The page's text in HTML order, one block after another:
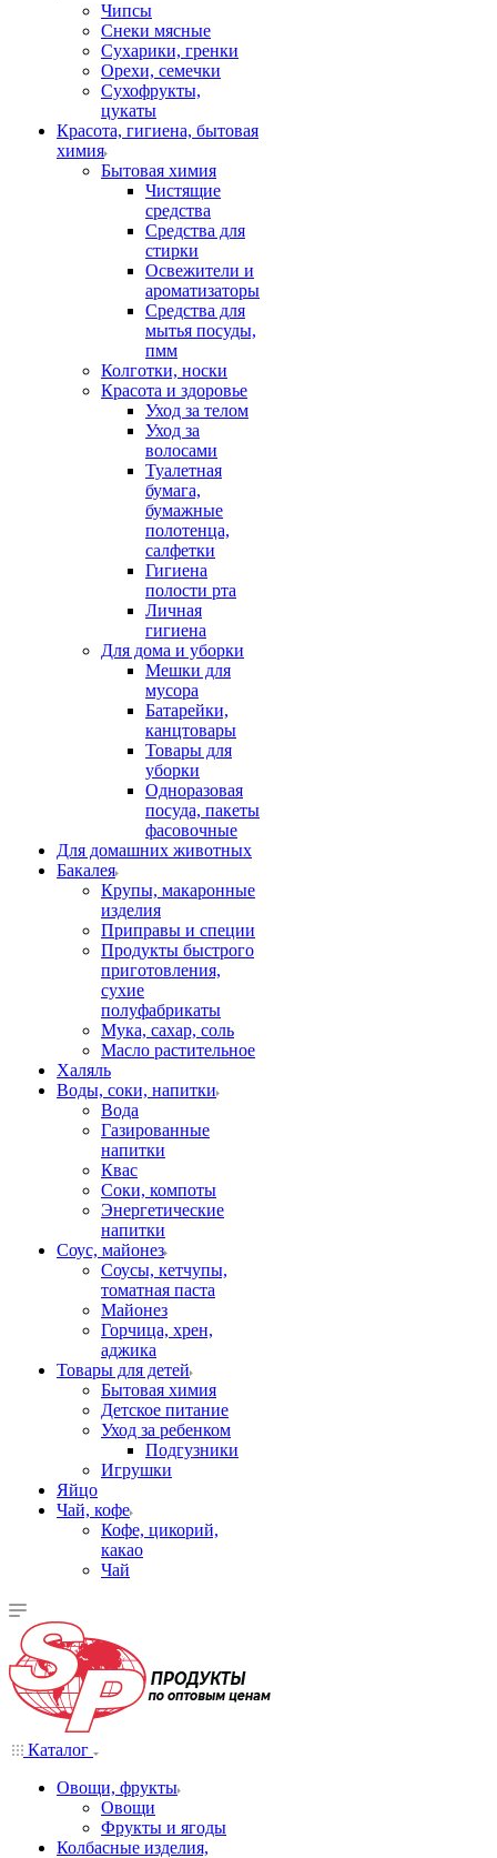
Чипсы
Снеки мясные
Сухарики, гренки
Орехи, семечки
Сухофрукты,
цукаты
Красота, гигиена, бытовая
химия
Бытовая химия
Чистящие
средства
Средства для
стирки
Освежители и
ароматизаторы
Средства для
мытья посуды,
пмм
Колготки, носки
Красота и здоровье
Уход за телом
Уход за
волосами
Туалетная
бумага,
бумажные
полотенца,
салфетки
Гигиена
полости рта
Личная
гигиена
Для дома и уборки
Мешки для
мусора
Батарейки,
канцтовары
Товары для
уборки
Одноразовая
посуда, пакеты
фасовочные
Для домашних животных
Бакалея
Крупы, макаронные
изделия
Приправы и специи
Продукты быстрого
приготовления,
сухие
полуфабрикаты
Мука, сахар, соль
Масло растительное
Халяль
Воды, соки, напитки
Вода
Газированные
напитки
Квас
Соки, компоты
Энергетические
напитки
Соус, майонез
Соусы, кетчупы,
томатная паста
Майонез
Горчица, хрен,
аджика
Товары для детей
Бытовая химия
Детское питание
Уход за ребенком
Подгузники
Игрушки
Яйцо
Чай, кофе
Кофе, цикорий,
какао
Чай
Каталог
Овощи, фрукты
Овощи
Фрукты и ягоды
Колбасные изделия,